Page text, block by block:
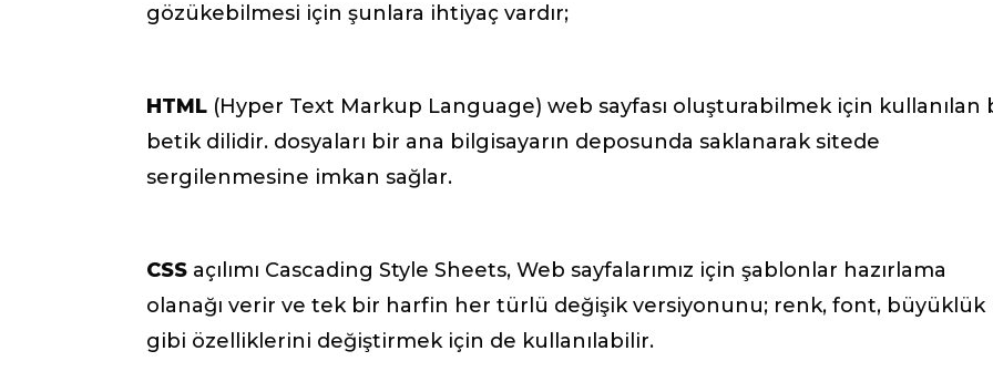
gözükebilmesi için şunlara ihtiyaç vardır;
HTML (Hyper Text Markup Language) web sayfası oluşturabilmek için kullanılan
betik dilidir. dosyaları bir ana bilgisayarın deposunda saklanarak sitede
sergilenmesine imkan sağlar.
CSS açılımı Cascading Style Sheets, Web sayfalarımız için şablonlar hazırlama
olanağı verir ve tek bir harfin her türlü değişik versiyonunu; renk, font, büyüklük
gibi özelliklerini değiştirmek için de kullanılabilir.